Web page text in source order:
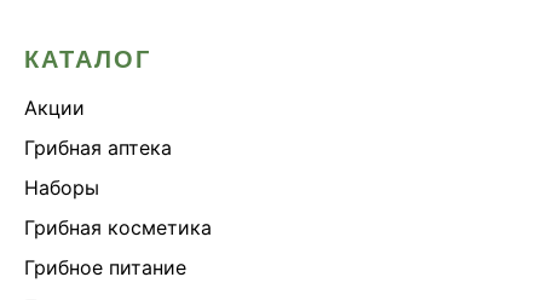
КАТАЛОГ
Акции
Грибная аптека
Наборы
Грибная косметика
Грибное питание